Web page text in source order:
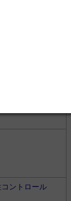
ントロール